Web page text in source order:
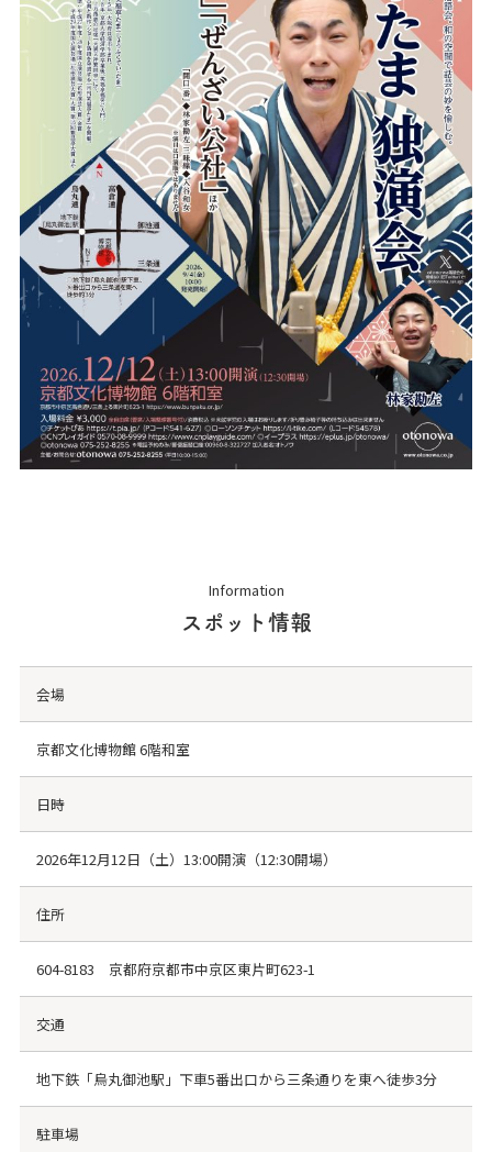
Information
スポット情報
会場
京都文化博物館 6階和室
日時
2026年12月12日（土）13:00開演（12:30開場）
住所
604-8183 京都府京都市中京区東片町623-1
交通
地下鉄「烏丸御池駅」下車5番出口から三条通りを東へ徒歩3分
駐車場